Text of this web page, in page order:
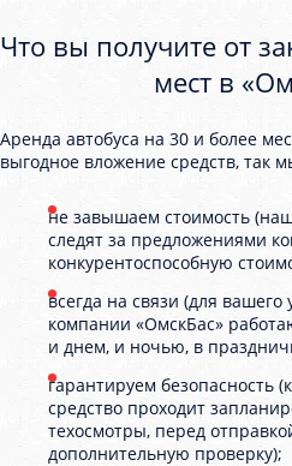
Что вы получите от
мест в
Аренда автобуса на 30 и более
выгодное вложение средств, так
не завышаем стоимость
следят за предложениями
конкурентоспособную
всегда на связи (для вашего
компании «ОмскБас»
и днем, и ночью, в
гарантируем безопасность
средство проходит
техосмотры, перед
дополнительную проверку);